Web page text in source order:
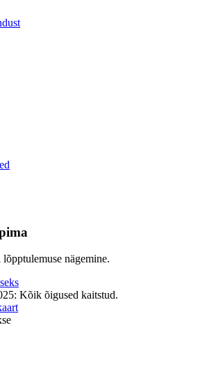
nägemine.
Kõik õigused kaitstud.